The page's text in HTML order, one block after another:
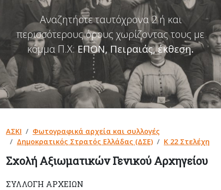
Αναζητήστε ταυτόχρονα 2 ή και
περισσότερους όρους χωρίζοντας τους με
κόμμα Π.Χ: ΕΠΟΝ, Πειραιάς, έκθεση.
ΑΣΚΙ
Φωτογραφικά αρχεία και συλλογές
Δημοκρατικός Στρατός Ελλάδας (ΔΣΕ)
Κ 22 Στελέχη
Σχολή Αξιωματικών Γενικού Αρχηγείου
ΣΥΛΛΟΓΉ ΑΡΧΕΊΩΝ